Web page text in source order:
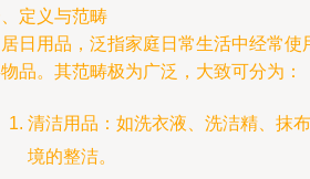
定义与范畴
日用品，泛指家庭日常生活中经常使
品。其范畴极为广泛，大致可分为：
清洁用品：如洗衣液、洗洁精、抹
境的整洁。